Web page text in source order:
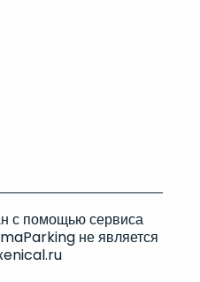
с помощью сервиса
не является